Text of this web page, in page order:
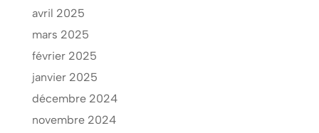
avril 2025
mars 2025
février 2025
janvier 2025
décembre 2024
novembre 2024